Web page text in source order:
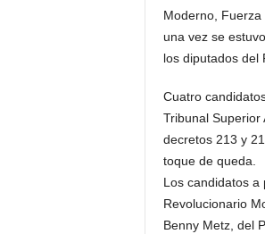
Moderno,
una vez se
los diputados del
Cuatro
Tribunal
decretos 213 y
toque de queda.
Los candidatos a
Revolucionario
Benny Metz, del